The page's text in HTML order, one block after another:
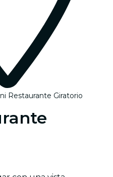
Restaurante Giratorio